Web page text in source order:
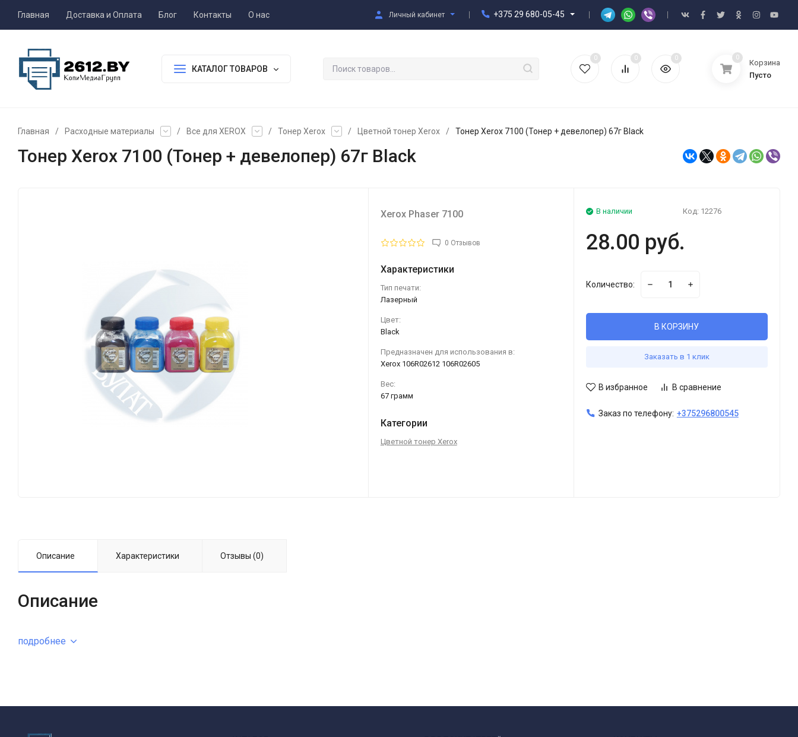
Главная Доставка и Оплата Блог Контакты О нас Личный кабинет +375 29 680-05-45
КАТАЛОГ ТОВАРОВ
0 0 0 0
Корзина
Пусто
Главная / Расходные материалы / Все для XEROX / Тонер Xerox / Цветной тонер Xerox / Тонер Xerox 7100 (Тонер + девелопер) 67г Black
Тонер Xerox 7100 (Тонер + девелопер) 67г Black
Xerox Phaser 7100
0 Отзывов
Характеристики
Тип печати:
Лазерный
Цвет:
Black
Предназначен для использования в:
Xerox 106R02612 106R02605
Вес:
67 грамм
Категории
Цветной тонер Xerox
В наличии Код: 12276
28.00 руб.
Количество:
В КОРЗИНУ
Заказать в 1 клик
В избранное В сравнение
Заказ по телефону: +375296800545
Описание Характеристики Отзывы (0)
Описание
подробнее